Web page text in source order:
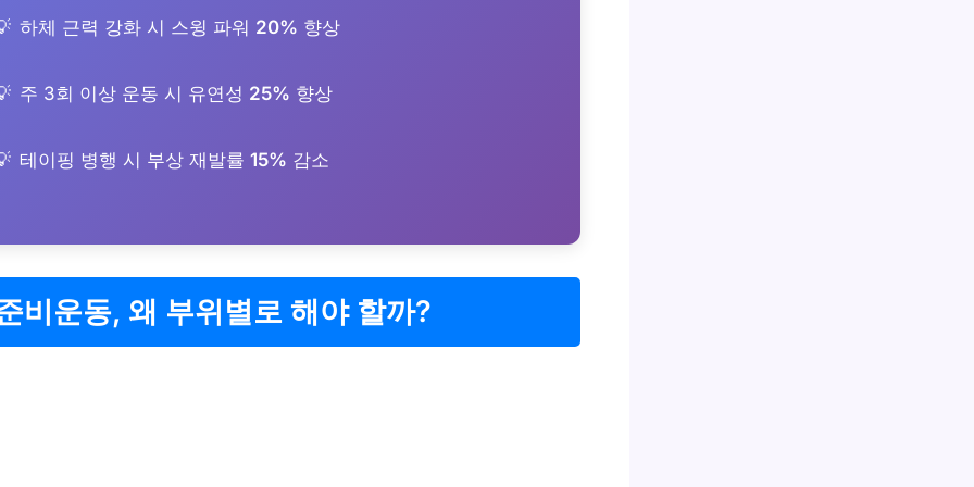
하체 근력 강화 시 스윙 파워 20% 향상
주 3회 이상 운동 시 유연성 25% 향상
테이핑 병행 시 부상 재발률 15% 감소
비운동, 왜 부위별로 해야 할까?